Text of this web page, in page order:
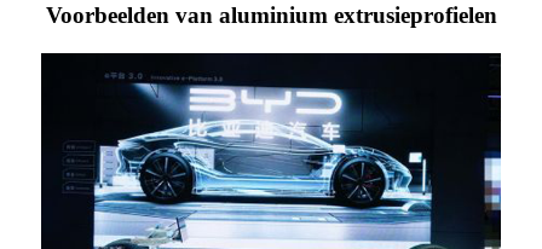
Voorbeelden van aluminium extrusieprofielen